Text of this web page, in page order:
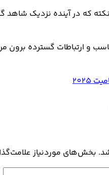
نکته که در آینده نزدیک
و ارتباطات گسترده
2025
بخش‌های موردنیاز